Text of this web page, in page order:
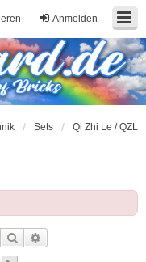
Anmelden
Sets Qi Zhi Le / QZL
Suche